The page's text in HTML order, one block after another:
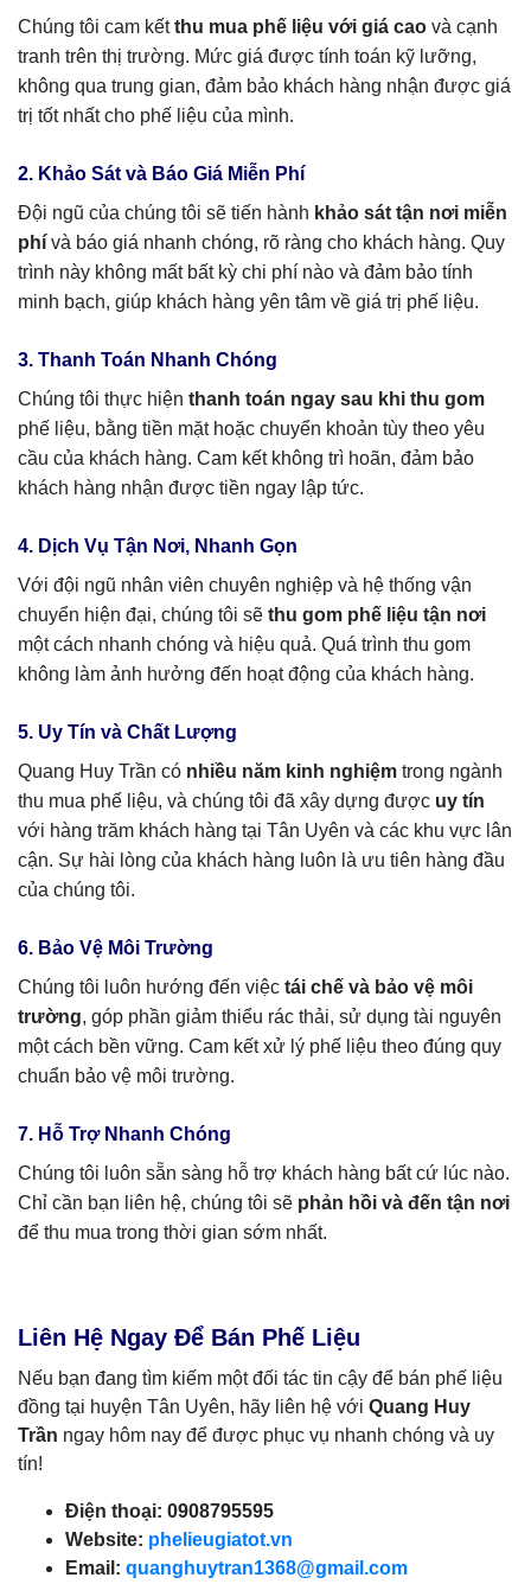
Chúng tôi cam kếtthu mua phế liệu với giá cao và cạnh
tranh trên thị trường. Mức giá được tính toán kỹ lưỡng,
không qua trung gian, đảm bảo khách hàng nhận được giá
trị tốt nhất cho phế liệu của mình.
2. Khảo Sát và Báo Giá Miễn Phí
Đội ngũ của chúng tôi sẽ tiến hành khảo sát tận nơi miễn
phí và báo giá nhanh chóng, rõ ràng cho khách hàng. Quy
trình này không mất bất kỳ chi phí nào và đảm bảo tính
minh bạch, giúp khách hàng yên tâm về giá trị phế liệu.
3. Thanh Toán Nhanh Chóng
Chúng tôi thực hiện thanh toán ngay sau khi thu gom
phế liệu, bằng tiền mặt hoặc chuyển khoản tùy theo yêu
cầu của khách hàng. Cam kết không trì hoãn, đảm bảo
khách hàng nhận được tiền ngay lập tức.
4. Dịch Vụ Tận Nơi, Nhanh Gọn
Với đội ngũ nhân viên chuyên nghiệp và hệ thống vận
chuyển hiện đại, chúng tôi sẽ thu gom phế liệu tận nơi
một cách nhanh chóng và hiệu quả. Quá trình thu gom
không làm ảnh hưởng đến hoạt động của khách hàng.
5. Uy Tín và Chất Lượng
Quang Huy Trần có nhiều năm kinh nghiệm trong ngành
thu mua phế liệu, và chúng tôi đã xây dựng được uy tín
với hàng trăm khách hàng tại Tân Uyên và các khu vực lân
cận. Sự hài lòng của khách hàng luôn là ưu tiên hàng đầu
của chúng tôi.
6. Bảo Vệ Môi Trường
Chúng tôi luôn hướng đến việc tái chế và bảo vệ môi
trường, góp phần giảm thiểu rác thải, sử dụng tài nguyên
một cách bền vững. Cam kết xử lý phế liệu theo đúng quy
chuẩn bảo vệ môi trường.
7. Hỗ Trợ Nhanh Chóng
Chúng tôi luôn sẵn sàng hỗ trợ khách hàng bất cứ lúc nào.
Chỉ cần bạn liên hệ, chúng tôi sẽ phản hồi và đến tận nơi
để thu mua trong thời gian sớm nhất.
Liên Hệ Ngay Để Bán Phế Liệu
Nếu bạn đang tìm kiếm một đối tác tin cậy để bán phế liệu
đồng tại huyện Tân Uyên, hãy liên hệ với Quang Huy
Trần ngay hôm nay để được phục vụ nhanh chóng và uy
tín!
Điện thoại: 0908795595
Website: phelieugiatot.vn
Email: quanghuytran1368@gmail.com